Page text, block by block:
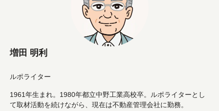
増田 明利
ルポライター
1961年生まれ。1980年都立中野工業高校卒。ルポライターとし
て取材活動を続けながら、現在は不動産管理会社に勤務。